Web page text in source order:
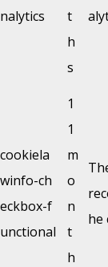
nalytics
t
h
s
cookiela
winfo-ch
eckbox-f
unctional
1
1
m
o
n
t
h
he